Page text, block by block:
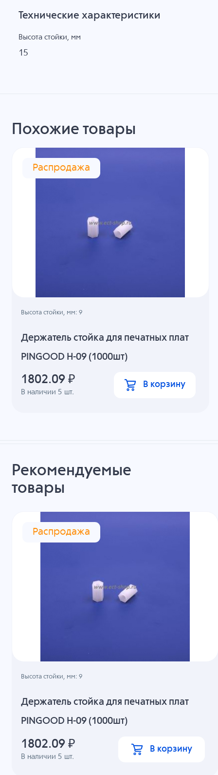
Технические характеристики
Высота стойки, мм
15
Похожие товары
Распродажа
Держатель стойка для печатных плат
PINGOOD H-09 (1000шт)
В наличии 5 шт.
Высота стойки, мм: 9
1802.09 ₽ В корзину
Рекомендуемые
товары
Распродажа
Держатель стойка для печатных плат
PINGOOD H-09 (1000шт)
В наличии 5 шт.
Высота стойки, мм: 9
1802.09 ₽ В корзину